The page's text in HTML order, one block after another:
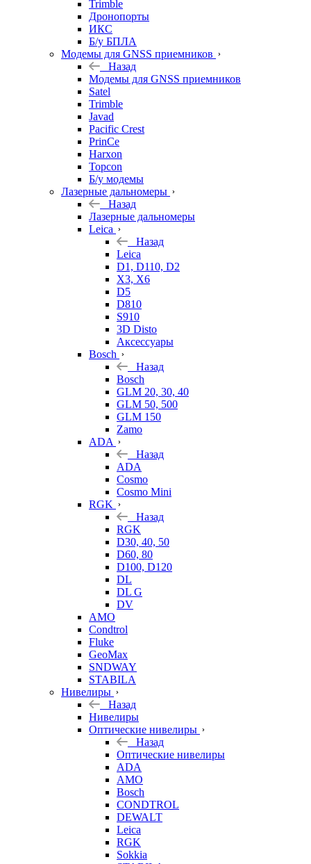
Trimble
Дронопорты
ИКС
Б/у БПЛА
Модемы для GNSS приемников
Назад
Модемы для GNSS приемников
Satel
Trimble
Javad
Pacific Crest
PrinCe
Harxon
Topcon
Б/у модемы
Лазерные дальномеры
Назад
Лазерные дальномеры
Leica
Назад
Leica
D1, D110, D2
X3, X6
D5
D810
S910
3D Disto
Аксессуары
Bosch
Назад
Bosch
GLM 20, 30, 40
GLM 50, 500
GLM 150
Zamo
ADA
Назад
ADA
Cosmo
Cosmo Mini
RGK
Назад
RGK
D30, 40, 50
D60, 80
D100, D120
DL
DL G
DV
AMO
Condtrol
Fluke
GeoMax
SNDWAY
STABILA
Нивелиры
Назад
Нивелиры
Оптические нивелиры
Назад
Оптические нивелиры
ADA
AMO
Bosch
CONDTROL
DEWALT
Leica
RGK
Sokkia